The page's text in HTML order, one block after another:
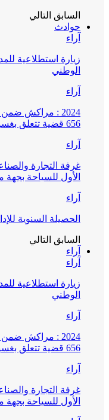
السابق التالي
حوادث
آراء
زيارة استطلاعية
الوطني
آراء
2024 : مراكش
656 قضية تتعلق بغسيل الأموال
آراء
غرفة التجارة
الأول للسياحة
آراء
الحصيلة السنوية
السابق التالي
آراء
آراء
زيارة استطلاعية
الوطني
آراء
2024 : مراكش
656 قضية تتعلق بغسيل الأموال
آراء
غرفة التجارة
الأول للسياحة